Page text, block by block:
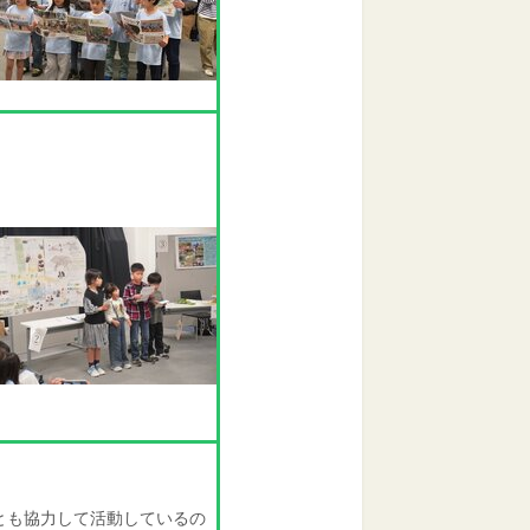
も協力して活動しているの